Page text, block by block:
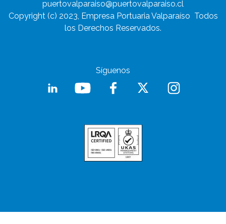
puertovalparaiso@puertovalparaiso.cl
Copyright (c) 2023, Empresa Portuaria Valparaíso Todos
los Derechos Reservados.
Síguenos